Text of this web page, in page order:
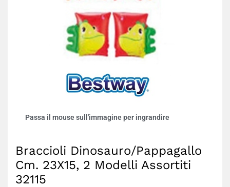
Passa il mouse sull'immagine per ingrandire
Braccioli Dinosauro/Pappagallo
Cm. 23X15, 2 Modelli Assortiti
32115